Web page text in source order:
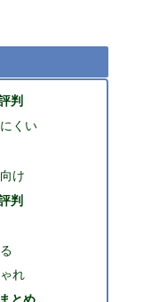
判
くい
け
判
れ